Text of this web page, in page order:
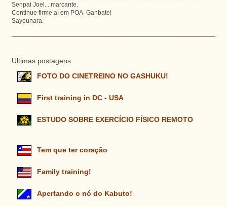
Senpai Joel... marcante.
Continue firme aí em POA. Ganbate!
Sayounara.
Ultimas postagens:
FOTO DO CINETREINO NO GASHUKU!
First training in DC - USA
ESTUDO SOBRE EXERCÍCIO FÍSICO REMOTO
Tem que ter coração
Family training!
Apertando o nó do Kabuto!